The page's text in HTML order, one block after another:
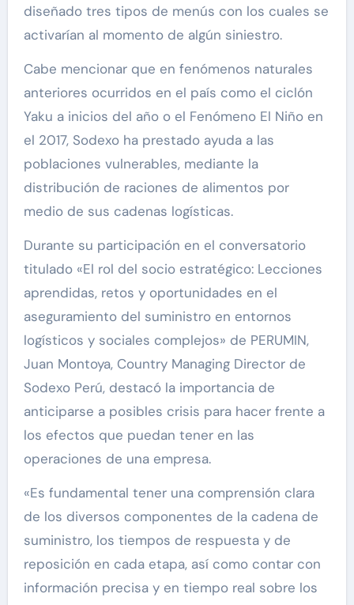
diseñado tres tipos de menús con los cuales se
activarían al momento de algún siniestro.
Cabe mencionar que en fenómenos naturales
anteriores ocurridos en el país como el ciclón
Yaku a inicios del año o el Fenómeno El Niño en
el 2017, Sodexo ha prestado ayuda a las
poblaciones vulnerables, mediante la
distribución de raciones de alimentos por
medio de sus cadenas logísticas.
Durante su participación en el conversatorio
titulado «El rol del socio estratégico: Lecciones
aprendidas, retos y oportunidades en el
aseguramiento del suministro en entornos
logísticos y sociales complejos» de PERUMIN,
Juan Montoya, Country Managing Director de
Sodexo Perú, destacó la importancia de
anticiparse a posibles crisis para hacer frente a
los efectos que puedan tener en las
operaciones de una empresa.
«Es fundamental tener una comprensión clara
de los diversos componentes de la cadena de
suministro, los tiempos de respuesta y de
reposición en cada etapa, así como contar con
información precisa y en tiempo real sobre los